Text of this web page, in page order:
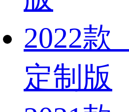
2022
定制版